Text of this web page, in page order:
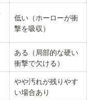
低い（ホーローが衝
撃を吸収）
ある（局部的な硬い
衝撃で欠ける）
やや汚れが残りやす
い場合あり